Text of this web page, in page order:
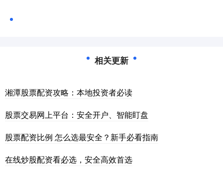
相关更新
湘潭股票配资攻略：本地投资者必读
股票交易网上平台：安全开户、智能盯盘
股票配资比例 怎么选最安全？新手必看指南
在线炒股配资看必选，安全高效首选